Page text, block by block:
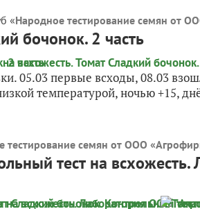
«Народное тестирование семян от
бочонок. 2 часть
05.03 первые всходы, 08.03
температурой, ночью +15,
тестирование семян от ООО
тест на